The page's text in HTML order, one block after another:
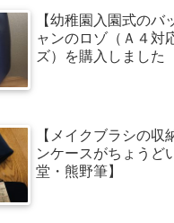
【幼稚園入園式のバ
ャンのロゾ（Ａ４対
ズ）を購入しました
【メイクブラシの収
ンケースがちょうど
堂・熊野筆】